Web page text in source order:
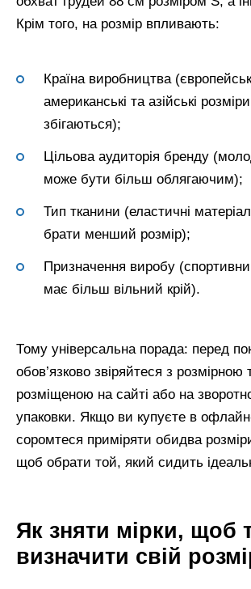
Крім того, на розмір впливають:
Країна виробництва
американські та азійські
збігаються);
Цільова аудиторія бренду
може бути більш облягаючим);
Тип тканини (еластичні
брати менший розмір);
Призначення виробу
має більш вільний крій).
Тому універсальна порада: перед
обов’язково звіряйтеся з
розміщеною на сайті або на
упаковки. Якщо ви купуєте в
соромтеся приміряти обидва
щоб обрати той, який сидить
Як зняти мірки, щоб
визначити свій